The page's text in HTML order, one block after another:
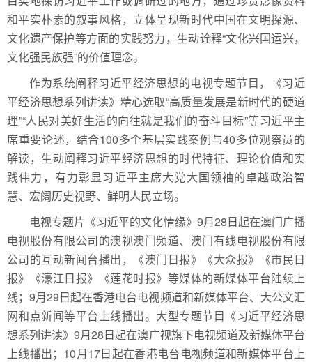
和平实朴素的叙事风格，立体呈现新时代中国在文明探源、
文化遗产保护等方面的实践努力，生动诠释“文化兴国运兴，
文化强民族强”的价值理念。
作为系统阐释习近平经济思想的电视专题节目，《习近
平经济思想系列讲读》精心选取“高质量发展是新时代的硬道
理”“人民对美好生活的向往就是我们的奋斗目标”等习近平主
席重要论述，结合100多个基层实践案例与40多位观察员的
解读，生动阐释习近平经济思想的时代特征、理论价值和实
践伟力，有力彰显习近平主席大党大国领袖的卓越政治智
慧、宏阔历史视野、鲜明人民立场。
电视专题片《习近平的文化情缘》9月28日起在澳门广播
电视股份有限公司的澳视澳门频道、澳门有线电视股份有限
公司的互动新闻台播出，《澳门日报》《大众报》《市民日
报》《濠江日报》《莲花时报》等媒体的新媒体平台陆续上
线；9月29日起在香港电台电视频道和新媒体平台、大公文汇
网和点新闻等平台上线播出。大型专题节目《习近平经济思
想系列讲读》9月28日起在澳广视旗下电视频道及新媒体平台
上线播出；10月17日起在香港电台电视频道和新媒体平台上